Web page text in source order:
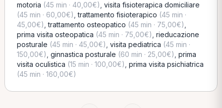
motoria (45 min · 40,00€) visita fisioterapica domiciliare
(45 min · 60,00€) ,trattamento fisioterapico (45 min ·
45,00€) ,trattamento osteopatico (45 min · 75,00€)
prima visita osteopatica (45 min · 75,00€) rieducazione
posturale (45 min · 45,00€) visita pediatrica (45 min ·
150,00€) ginnastica posturale (60 min · 25,00€) prima
visita oculistica (15 min · 100,00€) prima visita psichiatrica
(45 min · 160,00€)